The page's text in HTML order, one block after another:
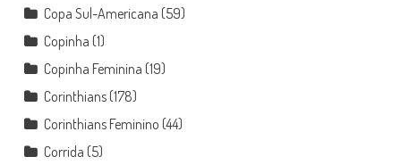
Copa Sul-Americana (59)
Copinha (1)
Copinha Feminina (19)
Corinthians(178)
Corinthians Feminino (44)
Corrida (5)